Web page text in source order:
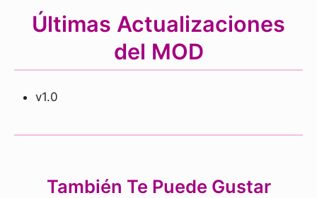
Últimas Actualizaciones
del MOD
v1.0
También Te Puede Gustar